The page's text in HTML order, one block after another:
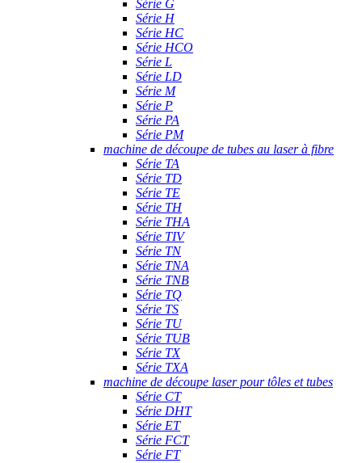
Série G
Série H
Série HC
Série HCO
Série L
Série LD
Série M
Série P
Série PA
Série PM
machine de découpe de tubes au laser à fibre
Série TA
Série TD
Série TE
Série TH
Série THA
Série TIV
Série TN
Série TNA
Série TNB
Série TQ
Série TS
Série TU
Série TUB
Série TX
Série TXA
machine de découpe laser pour tôles et tubes
Série CT
Série DHT
Série ET
Série FCT
Série FT